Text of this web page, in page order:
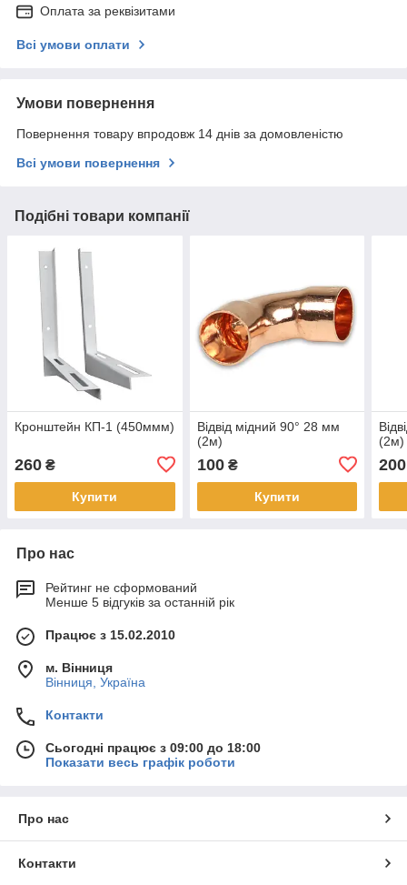
Оплата за реквізитами
Всі умови оплати
Умови повернення
Повернення товару впродовж 14 днів за домовленістю
Всі умови повернення
Подібні товари компанії
Кронштейн КП-1 (450ммм)
260 ₴
Купити
Відвід мідний 90° 28 мм
(2м)
100₴
Купити
(2м)
200
Про нас
Рейтинг не сформований
Менше 5 відгуків за останній рік
Працює з 15.02.2010
м. Вінниця
Вінниця, Україна
Контакти
Сьогодні працює з 09:00 до 18:00
Показати весь графік роботи
Про нас
Контакти